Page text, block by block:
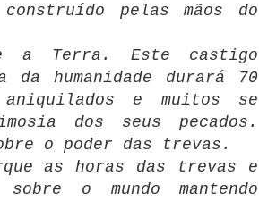
pelas mãos do
a Terra. Este castigo
humanidade durará 70
aniquilados e muitos se
dos seus pecados.
o poder das trevas.
as horas das trevas e
o mundo mantendo